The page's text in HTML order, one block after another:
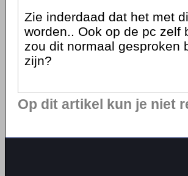
Zie inderdaad dat het met
worden.. Ook op de pc zelf
zou dit normaal gesproken
zijn?
Op dit artikel kun je niet